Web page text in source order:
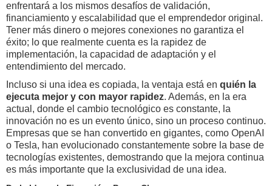
enfrentará a los mismos desafíos de validación,
financiamiento y escalabilidad que el emprendedor original.
Tener más dinero o mejores conexiones no garantiza el
éxito; lo que realmente cuenta es la rapidez de
implementación, la capacidad de adaptación y el
entendimiento del mercado.
Incluso si una idea es copiada, la ventaja está en quién la
ejecuta mejor y con mayor rapidez. Además, en la era
actual, donde el cambio tecnológico es constante, la
innovación no es un evento único, sino un proceso continuo.
Empresas que se han convertido en gigantes, como OpenAI
o Tesla, han evolucionado constantemente sobre la base de
tecnologías existentes, demostrando que la mejora continua
es más importante que la exclusividad de una idea.